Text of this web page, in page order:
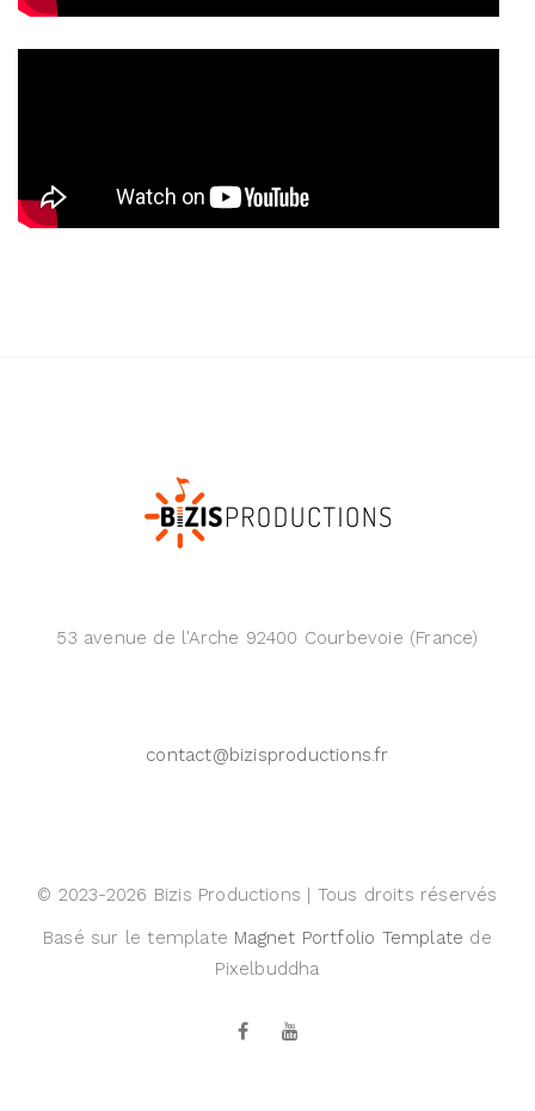
53 avenue de l'Arche 92400 Courbevoie (France)
contact@bizisproductions.fr
© 2023-2026 Bizis Productions | Tous droits réservés
Basé sur le template Magnet Portfolio Template de
Pixelbuddha